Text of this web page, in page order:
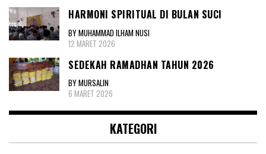
HARMONI SPIRITUAL DI BULAN SUCI
BY MUHAMMAD ILHAM NUSI
12 MARET 2026
SEDEKAH RAMADHAN TAHUN 2026
BY MURSALIN
6 MARET 2026
KATEGORI